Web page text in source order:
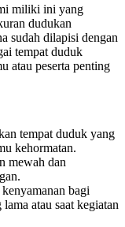
miliki ini yang
dudukan
sudah dilapisi dengan
tempat duduk
atau peserta penting
tempat duduk yang
kehormatan.
mewah dan
bagi
atau saat kegiatan